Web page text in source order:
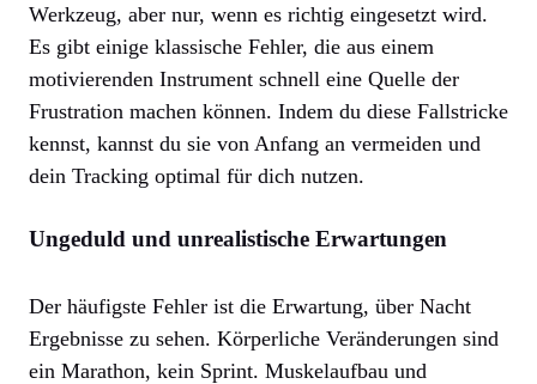
Werkzeug, aber nur, wenn es richtig eingesetzt wird.
Es gibt einige klassische Fehler, die aus einem
motivierenden Instrument schnell eine Quelle der
Frustration machen können. Indem du diese Fallstricke
kennst, kannst du sie von Anfang an vermeiden und
dein Tracking optimal für dich nutzen.
Ungeduld und unrealistische Erwartungen
Der häufigste Fehler ist die Erwartung, über Nacht
Ergebnisse zu sehen. Körperliche Veränderungen sind
ein Marathon, kein Sprint. Muskelaufbau und